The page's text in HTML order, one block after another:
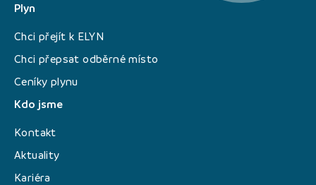
Plyn
Chci přejít k ELYN
Chci přepsat odběrné místo
Ceníky plynu
Kdo jsme
Kontakt
Aktuality
Kariéra